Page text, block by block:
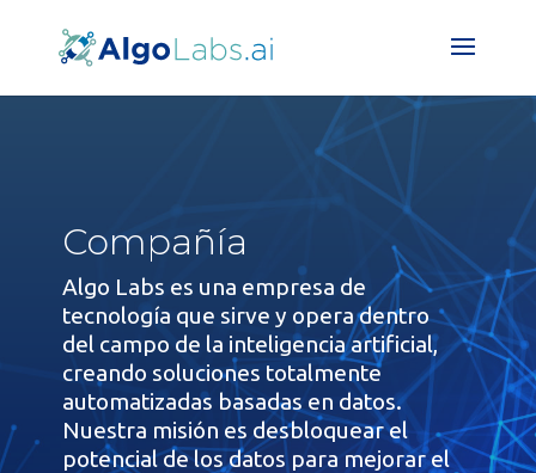
Compañía
Algo Labs es una empresa de
tecnología que sirve y opera dentro
del campo de la inteligencia artificial,
creando soluciones totalmente
automatizadas basadas en datos.
Nuestra misión es desbloquear el
potencial de los datos para mejorar el